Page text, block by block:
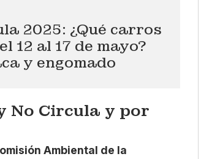
2025: ¿Qué carros
12 al 17 de mayo?
y engomado
No Circula y por
Ambiental de la